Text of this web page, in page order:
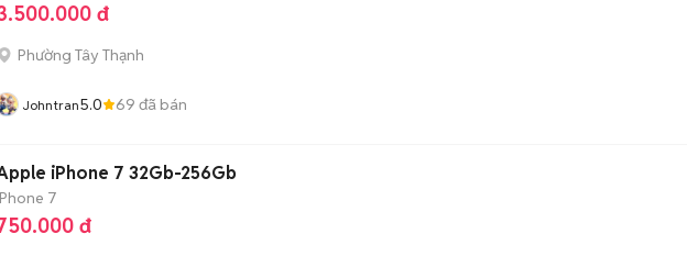
đ
Phường Tây Thạnh
Johntran5.0 69 đã bán
iPhone 7 32Gb-256Gb
7
đ